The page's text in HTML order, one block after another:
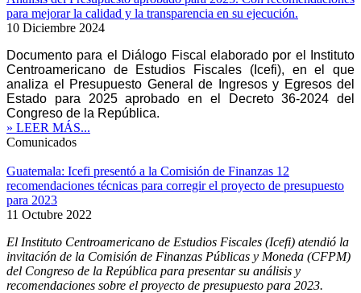
para mejorar la calidad y la transparencia en su ejecución.
10 Diciembre 2024
Documento para el Diálogo Fiscal elaborado por el Instituto
Centroamericano de Estudios Fiscales (Icefi), en el que
analiza el Presupuesto General de Ingresos y Egresos del
Estado para 2025 aprobado en el Decreto 36-2024 del
Congreso de la República.
» LEER MÁS...
Comunicados
Guatemala: Icefi presentó a la Comisión de Finanzas 12
recomendaciones técnicas para corregir el proyecto de presupuesto
para 2023
11 Octubre 2022
El Instituto Centroamericano de Estudios Fiscales (Icefi) atendió la
invitación de la Comisión de Finanzas Públicas y Moneda (CFPM)
del Congreso de la República para presentar su análisis y
recomendaciones sobre el proyecto de presupuesto para 2023.